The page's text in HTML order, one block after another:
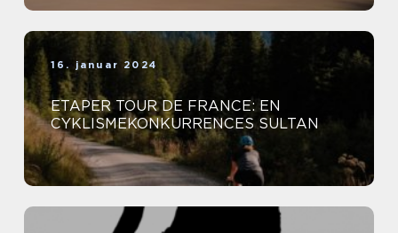
16. januar 2024
ETAPER TOUR DE FRANCE: EN
CYKLISMEKONKURRENCES SULTAN